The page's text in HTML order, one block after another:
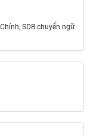
SDB chuyển ngữ